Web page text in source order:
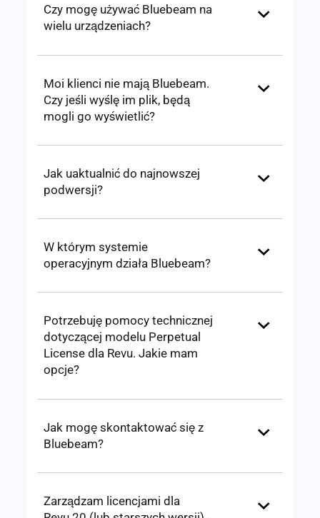
Czy mogę używać Bluebeam na
wielu urządzeniach?
Moi klienci nie mają Bluebeam.
Czy jeśli wyślę im plik, będą
mogli go wyświetlić?
Jak uaktualnić do najnowszej
podwersji?
W którym systemie
operacyjnym działa Bluebeam?
Potrzebuję pomocy technicznej
dotyczącej modelu Perpetual
License dla Revu. Jakie mam
opcje?
Jak mogę skontaktować się z
Bluebeam?
Zarządzam licencjami dla